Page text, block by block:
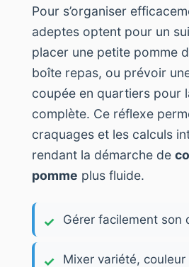
Pour s’organiser
adeptes optent pour un
placer une petite pomme
boîte repas, ou prévoir
coupée en quartiers pour
complète. Ce réflexe
craquages et les calculs
rendant la démarche de
pomme plus fluide.
Gérer facilement son
Mixer variété,